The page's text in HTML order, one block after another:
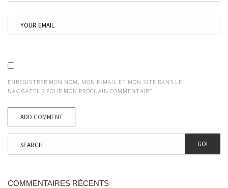
ENREGISTRER MON NOM, MON E-MAIL ET MON SITE DANS LE
NAVIGATEUR POUR MON PROCHAIN COMMENTAIRE.
GO!
COMMENTAIRES RÉCENTS